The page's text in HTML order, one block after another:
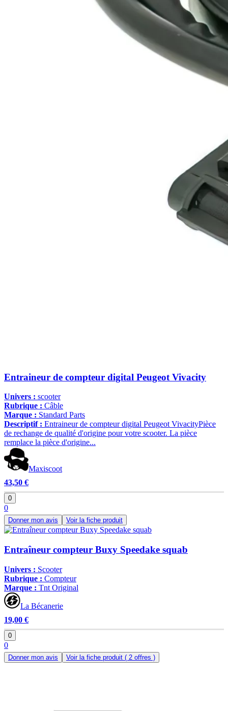
Entraineur de compteur digital Peugeot Vivacity
Univers : scooter
Rubrique : Câble
Marque : Standard Parts
Descriptif : Entraineur de compteur digital Peugeot VivacityPièce
de rechange de qualité d'origine pour votre scooter. La pièce
remplace la pièce d'origine...
Maxiscoot
43,50 €
0
0
Donner mon avis Voir la fiche produit
Entraîneur compteur Buxy Speedake squab
Univers : Scooter
Rubrique : Compteur
Marque : Tnt Original
La Bécanerie
19,00 €
0
0
Donner mon avis Voir la fiche produit ( 2 offres )